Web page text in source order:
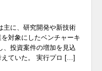
主に、研究開発や新技術
対象にしたベンチャーキ
、投資案件の増加を見込
えていた。 実行プロ […]